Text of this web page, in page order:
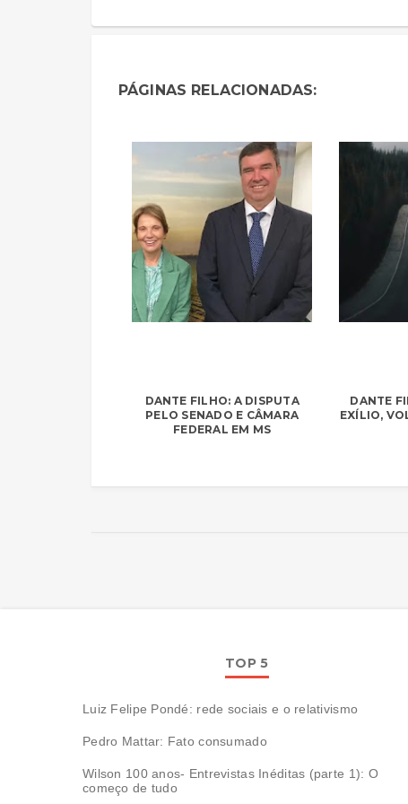
PÁGINAS RELACIONADAS:
DANTE FILHO: A DISPUTA
PELO SENADO E CÂMARA
FEDERAL EM MS
DANTE
EXÍLIO,
TOP 5
Luiz Felipe Pondé: rede sociais e o relativismo
Pedro Mattar: Fato consumado
Wilson 100 anos- Entrevistas Inéditas (parte 1): O
começo de tudo